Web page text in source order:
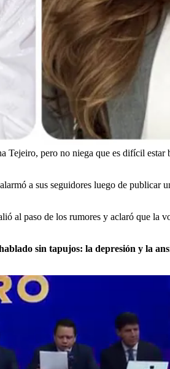
pero no niega que es difícil
a sus seguidores luego de publicar
al paso de los rumores y aclaró que la
sin tapujos: la depresión y la